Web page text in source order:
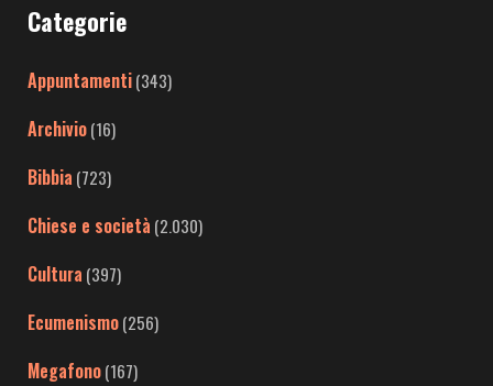
Categorie
Appuntamenti(343)
Archivio(16)
Bibbia (723)
Chiese e società (2.030)
Cultura (397)
Ecumenismo(256)
Megafono(167)